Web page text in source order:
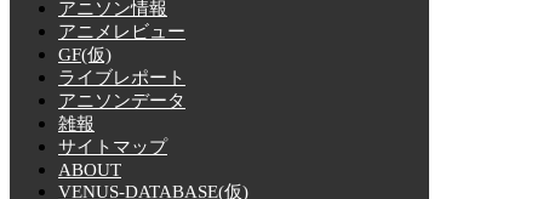
アニソン情報
アニメレビュー
GF(仮)
ライブレポート
アニソンデータ
雑報
サイトマップ
ABOUT
VENUS-DATABASE(仮)